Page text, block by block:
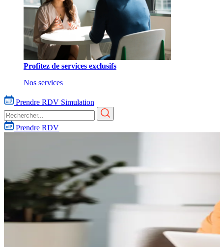
Profitez de services exclusifs
Nos services
Prendre RDV Simulation
Prendre RDV